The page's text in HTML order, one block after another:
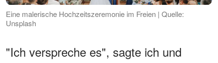
Eine malerische Hochzeitszeremonie im Freien | Quelle:
Unsplash
"Ich verspreche es", sagte ich und